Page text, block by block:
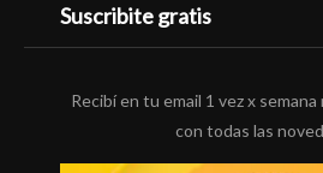
Suscribite gratis
Recibí en tu email 1 vez x
con todas las